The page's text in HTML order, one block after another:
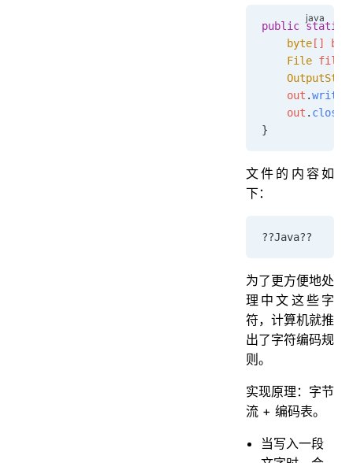
public static
    byte
[]
    File
file
    out
.write
    out
. close
}
文件的内容如
下：
??Java??
为了更方便地处
理中文这些字
符，计算机就推
出了字符编码规
则。
实现原理：字节
流 + 编码表。
当写入一段